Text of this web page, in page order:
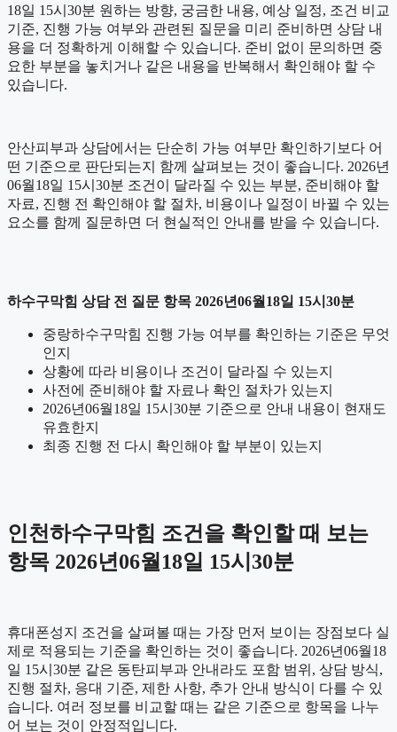
18일 15시30분 원하는 방향, 궁금한 내용, 예상 일정, 조건 비교
기준, 진행 가능 여부와 관련된 질문을 미리 준비하면 상담 내
용을 더 정확하게 이해할 수 있습니다. 준비 없이 문의하면 중
요한 부분을 놓치거나 같은 내용을 반복해서 확인해야 할 수
있습니다.
안산피부과 상담에서는 단순히 가능 여부만 확인하기보다 어
떤 기준으로 판단되는지 함께 살펴보는 것이 좋습니다. 2026년
06월18일 15시30분 조건이 달라질 수 있는 부분, 준비해야 할
자료, 진행 전 확인해야 할 절차, 비용이나 일정이 바뀔 수 있는
요소를 함께 질문하면 더 현실적인 안내를 받을 수 있습니다.
하수구막힘 상담 전 질문 항목 2026년06월18일 15시30분
중랑하수구막힘 진행 가능 여부를 확인하는 기준은 무엇
인지
상황에 따라 비용이나 조건이 달라질 수 있는지
사전에 준비해야 할 자료나 확인 절차가 있는지
2026년06월18일 15시30분 기준으로 안내 내용이 현재도
유효한지
최종 진행 전 다시 확인해야 할 부분이 있는지
인천하수구막힘 조건을 확인할 때 보는
항목 2026년06월18일 15시30분
휴대폰성지 조건을 살펴볼 때는 가장 먼저 보이는 장점보다 실
제로 적용되는 기준을 확인하는 것이 좋습니다. 2026년06월18
일 15시30분 같은 동탄피부과 안내라도 포함 범위, 상담 방식,
진행 절차, 응대 기준, 제한 사항, 추가 안내 방식이 다를 수 있
습니다. 여러 정보를 비교할 때는 같은 기준으로 항목을 나누
어 보는 것이 안정적입니다.